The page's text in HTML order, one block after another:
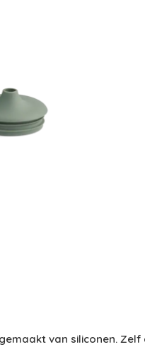
van siliconen.